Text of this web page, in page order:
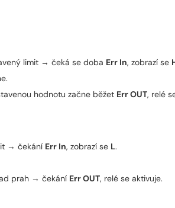
limit → čeká se doba Err In, zobrazí se
hodnotu začne běžet Err OUT, relé
→ čekání Err In, zobrazí se L.
prah → čekání Err OUT, relé se aktivuje.